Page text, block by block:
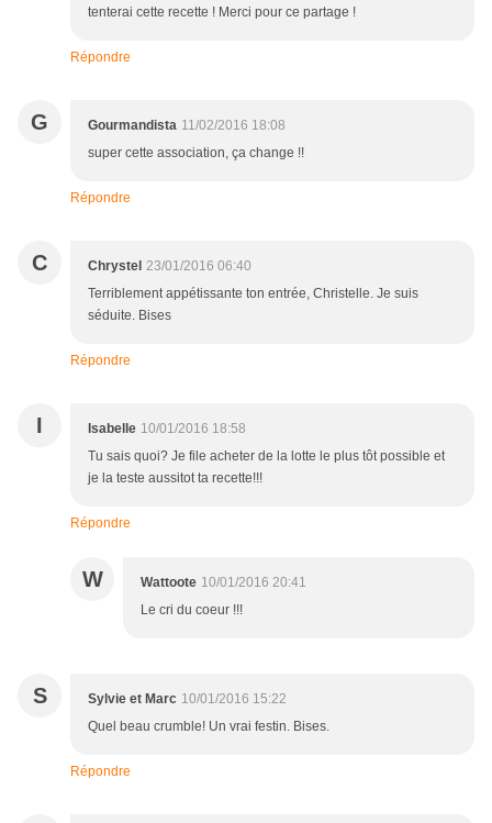
tenterai cette recette ! Merci pour ce partage !
Répondre
G Gourmandista 11/02/2016 18:08
super cette association, ça change !!
Répondre
C Chrystel 23/01/2016 06:40
Terriblement appétissante ton entrée, Christelle. Je suis
séduite. Bises
Répondre
I Isabelle 10/01/2016 18:58
Tu sais quoi? Je file acheter de la lotte le plus tôt possible et
je la teste aussitot ta recette!!!
Répondre
W Wattoote 10/01/2016 20:41
Le cri du coeur !!!
S Sylvie et Marc 10/01/2016 15:22
Quel beau crumble! Un vrai festin. Bises.
Répondre